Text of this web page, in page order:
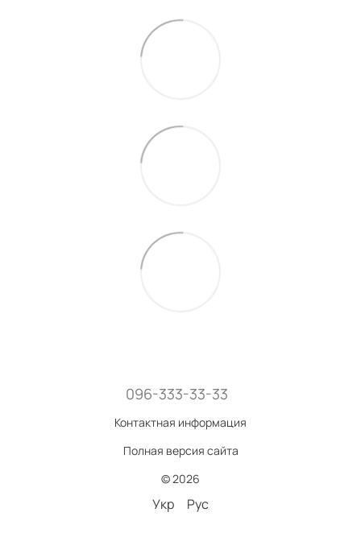
096-333-33-33
Контактная информация
Полная версия сайта
© 2026
Укр Рус